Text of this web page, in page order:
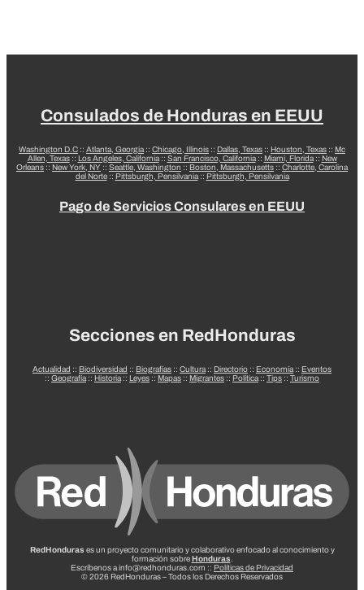
Consulados de Honduras en EEUU
Washington D.C :: Atlanta, Georgia :: Chicago, Illinois :: Dallas, Texas :: Houston, Texas :: Mc
Allen, Texas:: Los Angeles, California:: San Francisco, California:: Miami, Florida:: New
Orleans :: New York, NY :: Seattle, Washington :: Boston, Massachusetts :: Charlotte, Carolina
del Norte:: Pittsburgh, Pensilvania:: Pittsburgh, Pensilvania
Pago de Servicios Consulares en EEUU
Secciones en RedHonduras
Actualidad :: Biodiversidad :: Biografías :: Cultura :: Directorio :: Economía :: Eventos
:: Geografía :: Historia :: Leyes :: Mapas :: Migrantes :: Política :: Tips :: Turismo
RedHonduras es un proyecto comunitario y colaborativo enfocado al conocimiento y
formación sobreHonduras
Escríbenos a info@redhonduras.com :: Políticas de Privacidad
© 2026 RedHonduras – Todos los Derechos Reservados